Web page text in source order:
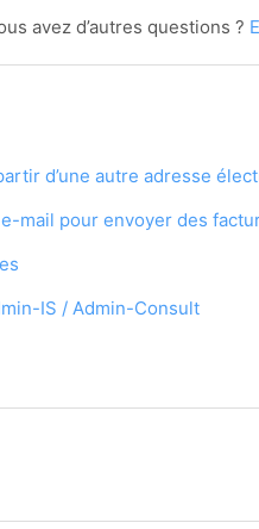
avez d’autres questions ?
d’une autre adresse
mail pour envoyer des
IS / Admin-Consult